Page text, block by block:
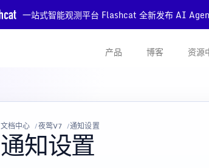
一站式智能观测平台 Flashcat 全新发布 AI
产品 博客 资源
文档中心 夜莺V7 通知设置
通知设置